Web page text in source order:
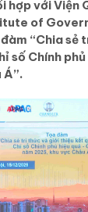
hợp với Viện
of
“Chia sẻ
số Chính phủ
Á”.